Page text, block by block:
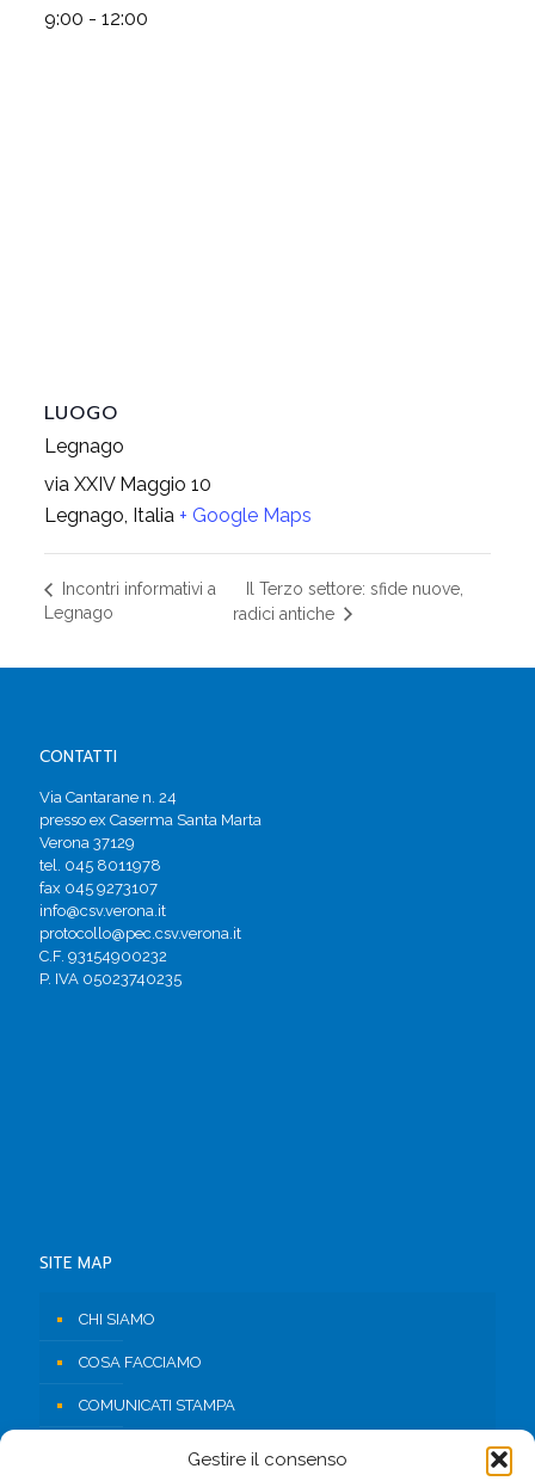
Gestire il consenso
9:00 - 12:00
LUOGO
Legnago
via XXIV Maggio 10
Legnago Italia + Google Maps
Incontri informativi a
Legnago
Il Terzo settore: sfide nuove,
radici antiche
CONTATTI
Via Cantarane n. 24
presso ex Caserma Santa Marta
Verona 37129
tel. 045 8011978
fax 045 9273107
info@csv.verona.it
protocollo@pec.csv.verona.it
C.F. 93154900232
P. IVA 05023740235
SITE MAP
CHI SIAMO
COSA FACCIAMO
COMUNICATI STAMPA